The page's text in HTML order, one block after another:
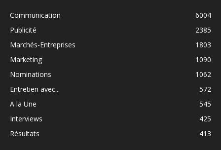
Communication
6004
Publicité
2385
Marchés-Entreprises
1803
Marketing
1090
Nominations
1062
Entretien avec...
572
A la Une
545
Interviews
425
Résultats
413